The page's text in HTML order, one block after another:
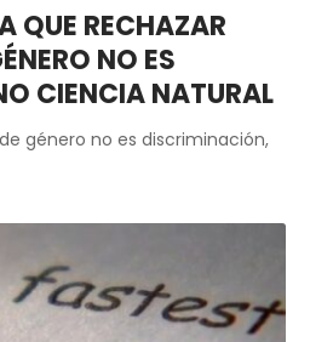
QUE RECHAZAR
NO ES
CIENCIA NATURAL
género no es discriminación,